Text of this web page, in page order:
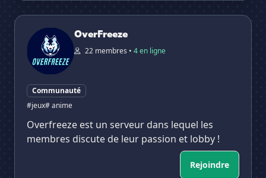
OverFreeze
OverFreeze
22 membres • 4 en ligne
Communauté
#jeux# anime
Overfreeze est un serveur dans lequel les
membres discute de leur passion et lobby !
Rejoindre